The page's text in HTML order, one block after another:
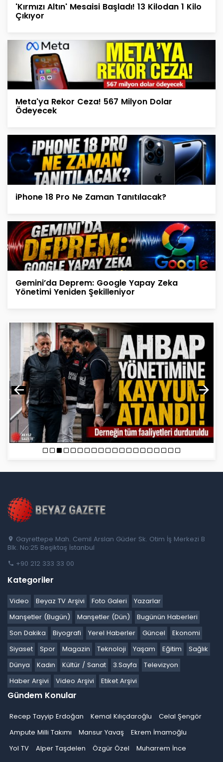
'Kırmızı Altın' Mesaisi Başladı! 13 Kilodan 1 Kilo
Çıkıyor
Meta'ya Rekor Ceza! 567 Milyon Dolar
Ödeyecek
iPhone 18 Pro Ne Zaman Tanıtılacak?
Gemini’da Deprem: Google Yapay Zeka
Yönetimi Yeniden Şekilleniyor
Gayrettepe Mah. Cemil Arslan Güder Sk. Otim İş Merkezi B
Blk. No:25 Beşiktaş İstanbul
+90 212 333 33 00
Kategoriler
Video Beyaz TV Arşivi Foto Galeri
Yazarlar
Manşetler (Bugün)
Manşetler (Dün)
Bugünün Haberleri
Son Dakika
Biyografi Yerel Haberler Güncel
Ekonomi
Siyaset
Spor Magazin Teknoloji Yaşam Eğitim
Sağlık
Dünya
Kadın Kültür / Sanat 3.Sayfa
Televizyon
Haber Arşivi
Video Arşivi Etiket Arşivi
Gündem Konular
Recep Tayyip Erdoğan Kemal Kılıçdaroğlu
Celal Şengör
Ampute Milli Takımı
Mansur Yavaş
Ekrem İmamoğlu
Yol TV
Alper Taşdelen Özgür Özel
Muharrem İnce